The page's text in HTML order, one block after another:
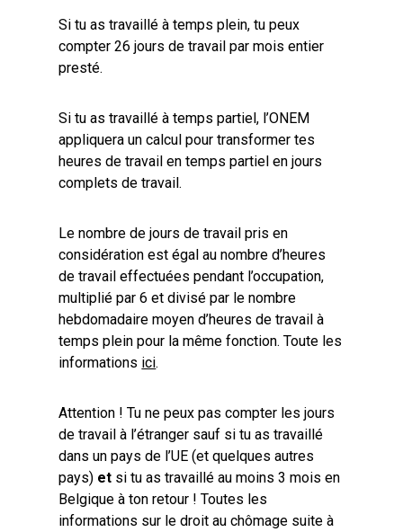
Si tu as travaillé à temps plein, tu peux
compter 26 jours de travail par mois entier
presté.
Si tu as travaillé à temps partiel, l’ONEM
appliquera un calcul pour transformer tes
heures de travail en temps partiel en jours
complets de travail.
Le nombre de jours de travail pris en
considération est égal au nombre d’heures
de travail effectuées pendant l’occupation,
multiplié par 6 et divisé par le nombre
hebdomadaire moyen d’heures de travail à
temps plein pour la même fonction. Toute les
informations ici.
Attention ! Tu ne peux pas compter les jours
de travail à l’étranger sauf si tu as travaillé
dans un pays de l’UE (et quelques autres
pays) et si tu as travaillé au moins 3 mois en
Belgique à ton retour ! Toutes les
informations sur le droit au chômage suite à